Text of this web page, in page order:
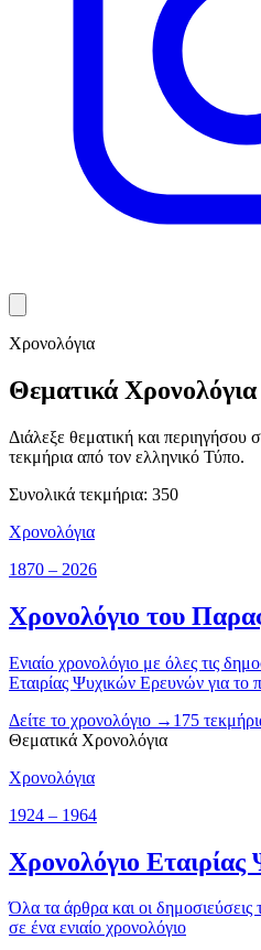
Χρονολόγια
Θεματικά
Διάλεξε θεματική και περιηγήσου
τεκμήρια από τον ελληνικό Τύπο.
Συνολικά τεκμήρια: 350
Χρονολόγια
1870 – 2026
Χρονολόγιο του
Ενιαίο χρονολόγιο με όλες τις
Εταιρίας Ψυχικών Ερευνών για το
Δείτε το χρονολόγιο → 175
Θεματικά Χρονολόγια
Χρονολόγια
1924 – 1964
Χρονολόγιο
Όλα τα άρθρα και οι
σε ένα ενιαίο χρονολόγιο